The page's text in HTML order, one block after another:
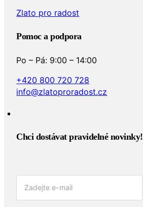
Zlato pro radost
Pomoc a podpora
Po – Pá: 9:00 – 14:00
+420 800 720 728
info@zlatoproradost.cz
Chci dostávat pravidelné novinky!​